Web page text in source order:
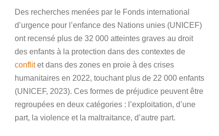
Des recherches menées par le Fonds international
d’urgence pour l’enfance des Nations unies (UNICEF)
ont recensé plus de 32 000 atteintes graves au droit
des enfants à la protection dans des contextes de
conflitet dans des zones en proie à des crises
humanitaires en 2022, touchant plus de 22 000 enfants
(UNICEF, 2023). Ces formes de préjudice peuvent être
regroupées en deux catégories : l’exploitation, d’une
part, la violence et la maltraitance, d’autre part.